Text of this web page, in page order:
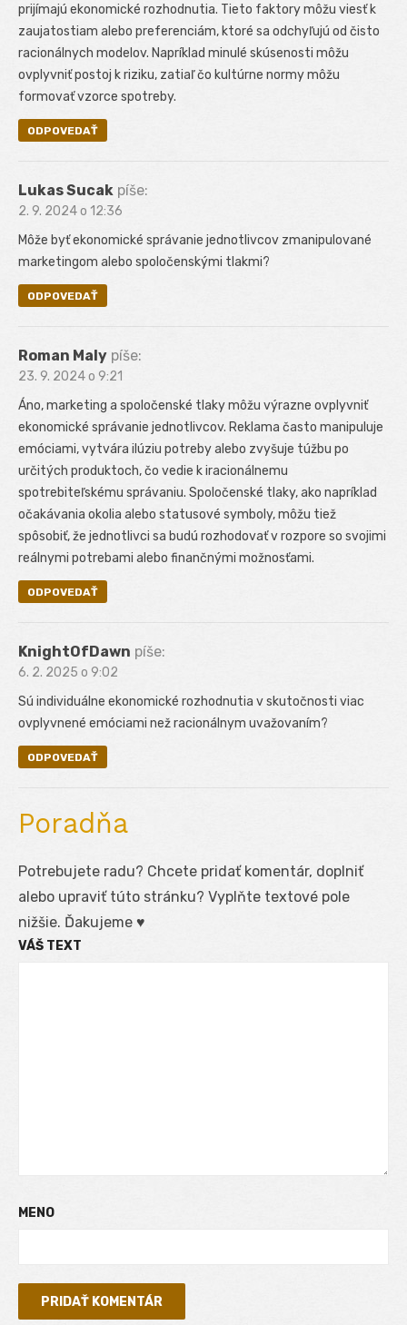
prijímajú ekonomické rozhodnutia. Tieto faktory môžu viesť k
zaujatostiam alebo preferenciám, ktoré sa odchyľujú od čisto
racionálnych modelov. Napríklad minulé skúsenosti môžu
ovplyvniť postoj k riziku, zatiaľ čo kultúrne normy môžu
formovať vzorce spotreby.
ODPOVEDAŤ
Lukas Sucak píše:
2. 9. 2024 o 12:36
Môže byť ekonomické správanie jednotlivcov zmanipulované
marketingom alebo spoločenskými tlakmi?
ODPOVEDAŤ
Roman Maly píše:
23. 9. 2024 o 9:21
Áno, marketing a spoločenské tlaky môžu výrazne ovplyvniť
ekonomické správanie jednotlivcov. Reklama často manipuluje
emóciami, vytvára ilúziu potreby alebo zvyšuje túžbu po
určitých produktoch, čo vedie k iracionálnemu
spotrebiteľskému správaniu. Spoločenské tlaky, ako napríklad
očakávania okolia alebo statusové symboly, môžu tiež
spôsobiť, že jednotlivci sa budú rozhodovať v rozpore so svojimi
reálnymi potrebami alebo finančnými možnosťami.
ODPOVEDAŤ
KnightOfDawn píše:
6. 2. 2025 o 9:02
Sú individuálne ekonomické rozhodnutia v skutočnosti viac
ovplyvnené emóciami než racionálnym uvažovaním?
ODPOVEDAŤ
Poradňa
Potrebujete radu? Chcete pridať komentár, doplniť
alebo upraviť túto stránku? Vyplňte textové pole
nižšie. Ďakujeme ♥
VÁŠ TEXT
MENO